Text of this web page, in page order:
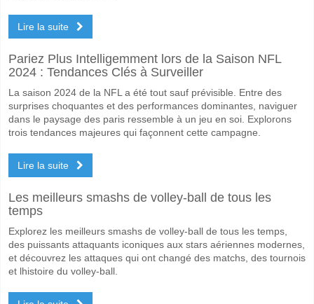
Lire la suite
Pariez Plus Intelligemment lors de la Saison NFL
2024 : Tendances Clés à Surveiller
La saison 2024 de la NFL a été tout sauf prévisible. Entre des
surprises choquantes et des performances dominantes, naviguer
dans le paysage des paris ressemble à un jeu en soi. Explorons
trois tendances majeures qui façonnent cette campagne.
Lire la suite
Les meilleurs smashs de volley-ball de tous les
temps
Explorez les meilleurs smashs de volley-ball de tous les temps,
des puissants attaquants iconiques aux stars aériennes modernes,
et découvrez les attaques qui ont changé des matchs, des tournois
et lhistoire du volley-ball.